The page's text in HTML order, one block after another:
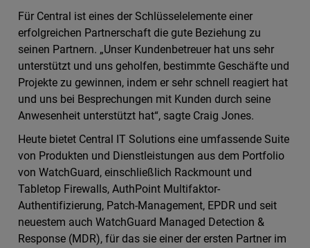
Für Central ist eines der Schlüsselelemente einer
erfolgreichen Partnerschaft die gute Beziehung zu
seinen Partnern. „Unser Kundenbetreuer hat uns sehr
unterstützt und uns geholfen, bestimmte Geschäfte und
Projekte zu gewinnen, indem er sehr schnell reagiert hat
und uns bei Besprechungen mit Kunden durch seine
Anwesenheit unterstützt hat“, sagte Craig Jones.
Heute bietet Central IT Solutions eine umfassende Suite
von Produkten und Dienstleistungen aus dem Portfolio
von WatchGuard, einschließlich Rackmount und
Tabletop Firewalls, AuthPoint Multifaktor-
Authentifizierung, Patch-Management, EPDR und seit
neuestem auch WatchGuard Managed Detection &
Response (MDR), für das sie einer der ersten Partner im